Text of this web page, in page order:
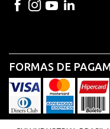
FORMAS DE